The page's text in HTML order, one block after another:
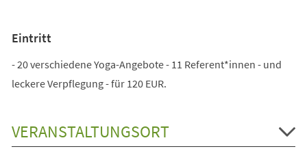
Eintritt
- 20 verschiedene Yoga-Angebote - 11 Referent*innen - und
leckere Verpflegung - für 120 EUR.
VERANSTALTUNGSORT